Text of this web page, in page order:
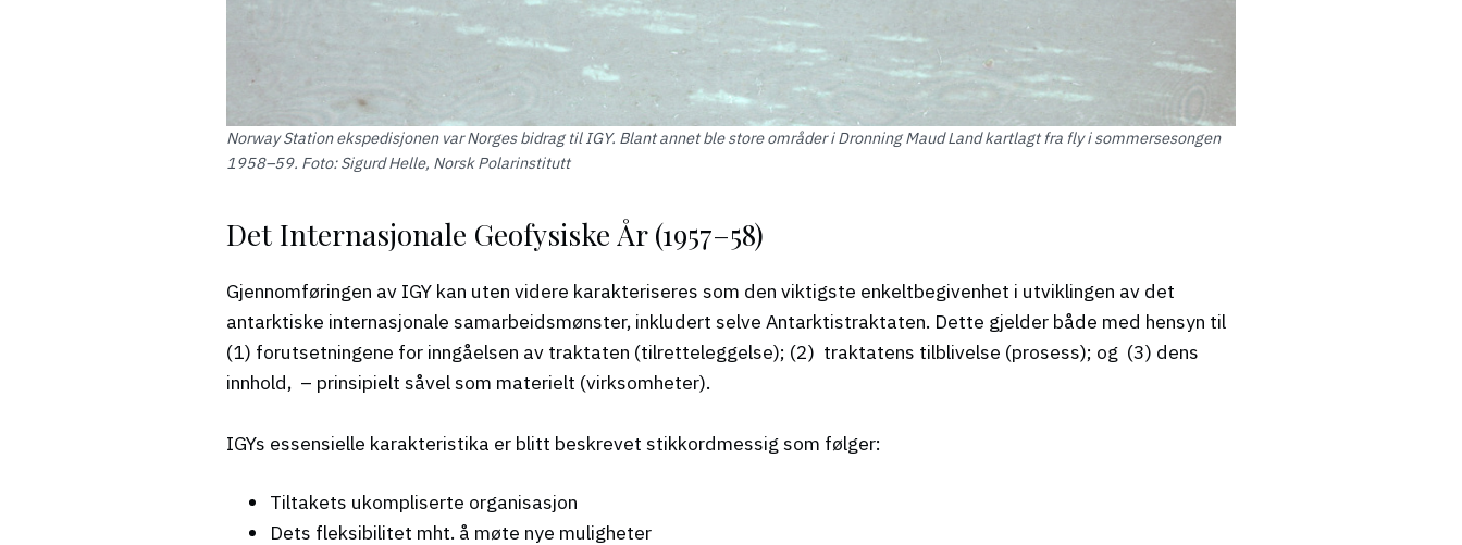
Norway Station ekspedisjonen var Norges bidrag til IGY. Blant annet ble store områder i Dronning Maud Land kartlagt fra fly i sommersesongen
1958–59. Foto: Sigurd Helle, Norsk Polarinstitutt
Det Internasjonale Geofysiske År (1957–58)
Gjennomføringen av IGY kan uten videre karakteriseres som den viktigste enkeltbegivenhet i utviklingen av det
antarktiske internasjonale samarbeidsmønster, inkludert selve Antarktistraktaten. Dette gjelder både med hensyn til
(1) forutsetningene for inngåelsen av traktaten (tilretteleggelse); (2) traktatens tilblivelse (prosess); og (3) dens
innhold, – prinsipielt såvel som materielt (virksomheter).
IGYs essensielle karakteristika er blitt beskrevet stikkordmessig som følger:
Tiltakets ukompliserte organisasjon
Dets fleksibilitet mht. å møte nye muligheter